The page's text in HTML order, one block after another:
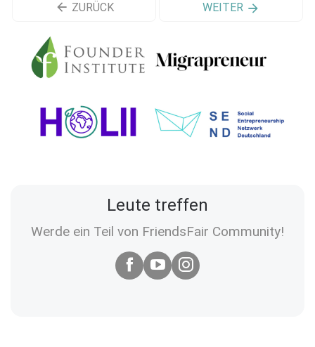
ZURÜCK WEITER
Leute treffen
Werde ein Teil von FriendsFair Community!